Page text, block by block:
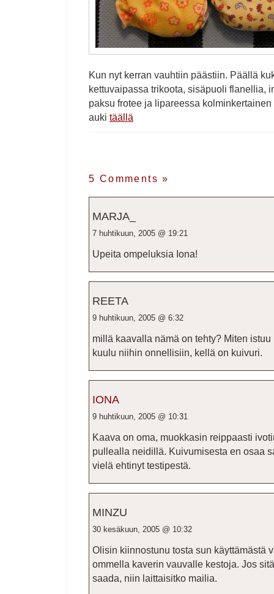
Kun nyt kerran vauhtiin päästiin. Päällä
kettuvaipassa trikoota, sisäpuoli flanellia,
paksu frotee ja lipareessa
auki täällä
5 Comments»
MARJA_
7 huhtikuun, 2005 @ 19:21
Upeita ompeluksia Iona!
REETA
9 huhtikuun, 2005 @ 6:32
millä kaavalla nämä on tehty? Miten
kuulu niihin onnellisiin, kellä on kuivuri.
IONA
9 huhtikuun, 2005 @ 10:31
Kaava on oma, muokkasin reippaasti
pullealla neidillä. Kuivumisesta en osaa
vielä ehtinyt testipestä.
MINZU
30 kesäkuun, 2005 @ 10:32
Olisin kiinnostunu tosta sun käyttämästä
ommella kaverin vauvalle kestoja. Jos
saada, niin laittaisitko mailia.